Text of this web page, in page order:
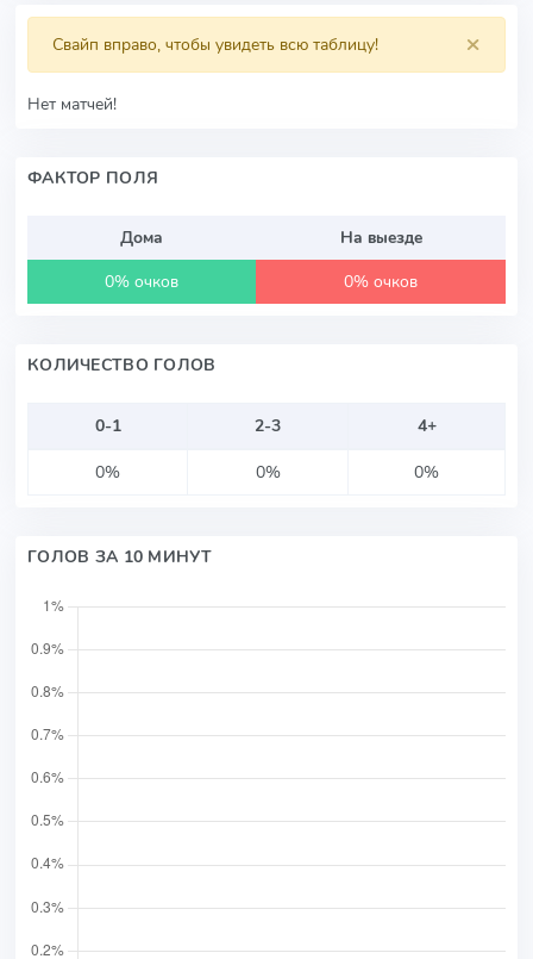
×
Свайп вправо, чтобы увидеть всю таблицу!
Нет матчей!
ФАКТОР ПОЛЯ
Дома
На выезде
0% очков
0% очков
КОЛИЧЕСТВО ГОЛОВ
0-1 2-3
4+
0%
0% 0%
ГОЛОВ ЗА 10 МИНУТ